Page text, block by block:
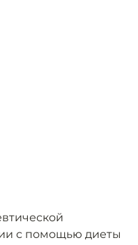
с помощью диеты